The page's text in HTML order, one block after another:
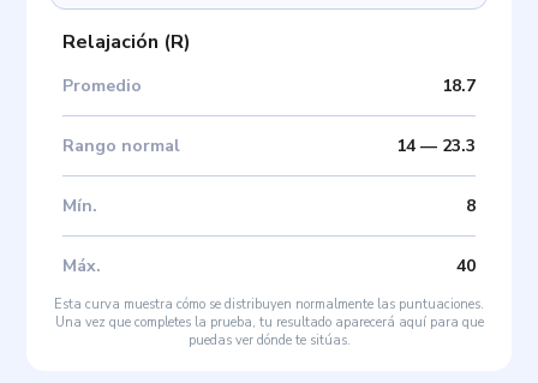
Relajación (R)
Promedio 18.7
Rango normal 14— 23.3
Mín. 8
Máx. 40
Esta curva muestra cómo se distribuyen normalmente las puntuaciones.
Una vez que completes la prueba, tu resultado aparecerá aquí para que
puedas ver dónde te sitúas.